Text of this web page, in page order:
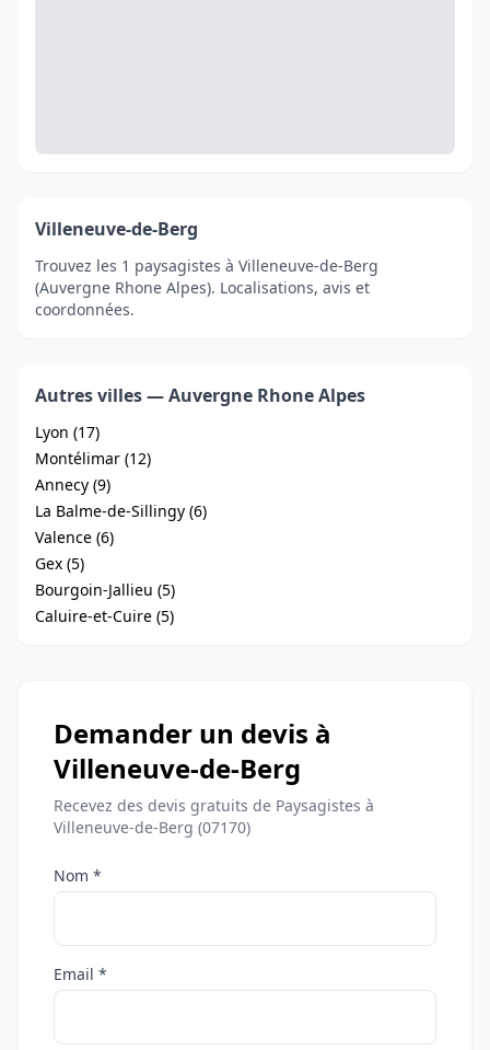
Villeneuve-de-Berg
Trouvez les 1 paysagistes à Villeneuve-de-Berg
(Auvergne Rhone Alpes). Localisations, avis et
coordonnées.
Autres villes — Auvergne Rhone Alpes
Lyon (17)
Montélimar (12)
Annecy (9)
La Balme-de-Sillingy (6)
Valence (6)
Gex (5)
Bourgoin-Jallieu (5)
Caluire-et-Cuire (5)
Demander un devis à
Villeneuve-de-Berg
Recevez des devis gratuits de Paysagistes à
Villeneuve-de-Berg (07170)
Nom *
Email *